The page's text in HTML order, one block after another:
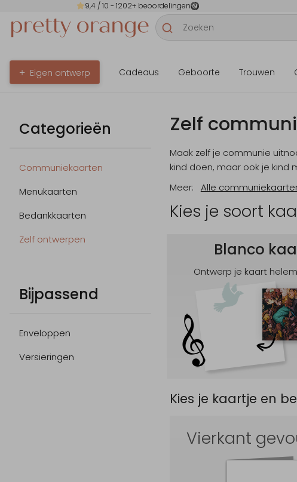
9,4/ 10 - 1202+ beoordelingen
Eigen ontwerp Cadeaus Geboorte Trouwen
Categorieën
Communiekaarten
Menukaarten
Bedankkaarten
Zelf ontwerpen
Bijpassend
Enveloppen
Versieringen
Zelf
Maak zelf je communie
kind doen, maar ook je kind
Meer: Alle
Kies je soort
Blanco
Ontwerp je kaart
Kies je kaartje en
Vierkant